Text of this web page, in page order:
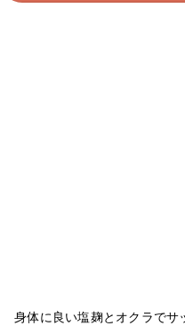
身体に良い塩麹とオクラでサ